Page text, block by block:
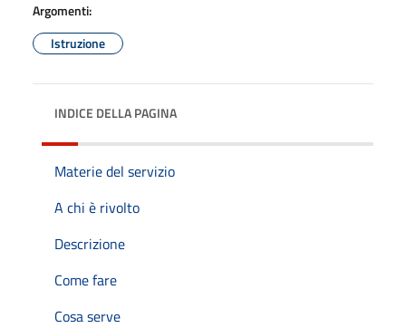
Argomenti:
Istruzione
INDICE DELLA PAGINA
Materie del servizio
A chi è rivolto
Descrizione
Come fare
Cosa serve